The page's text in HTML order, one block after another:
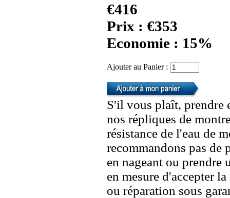
€416
Prix : €353
Economie : 15%
Ajouter au Panier :
S'il vous plaît, prendre
nos répliques de
résistance de l'eau de
recommandons pas de
en nageant ou prendre
en mesure d'accepter
ou réparation sous